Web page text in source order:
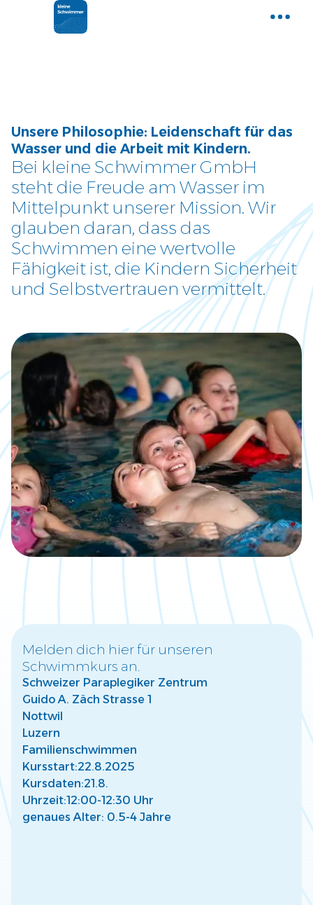
Aktuelle News
Neues und Tipps aus der Welt der
kleinen Schwimmer
Kurse
Entdecke unser Kursangebot
Über uns
Tauche ein und lerne uns
kennen
Kalender
Was, wann, wo inklusive direkter
Anmeldemöglichkeit
Jobs
Eine neue Challenge gesucht?
Bäder
Übersicht über unsere Locations
Kontakt
Wir sind gerne für Dich da
Aktuelle Artikel
Warum frühzeitige Wassergewöhnung für
Kinder wichtig ist
Entdecke, wie frühe Wassergewöhnung die Entwicklung
Deines Kindes fördert und eine sichere Basis für Freude
Mehr lesen
Unsere Philosophie: Leidenschaft für das
Wasser und die Arbeit mit Kindern.
Bei kleine Schwimmer GmbH
steht die Freude am Wasser im
Mittelpunkt unserer Mission. Wir
glauben daran, dass das
Schwimmen eine wertvolle
Fähigkeit ist, die Kindern Sicherheit
und Selbstvertrauen vermittelt.
Melden dich hier für unseren
Schwimmkurs an.
Schweizer Paraplegiker Zentrum
Guido A. Zäch Strasse 1
Nottwil
Luzern
Familienschwimmen
Kursstart:22.8.2025
Kursdaten:21.8.
Uhrzeit:12:00-12:30 Uhr
genaues Alter: 0.5-4 Jahre